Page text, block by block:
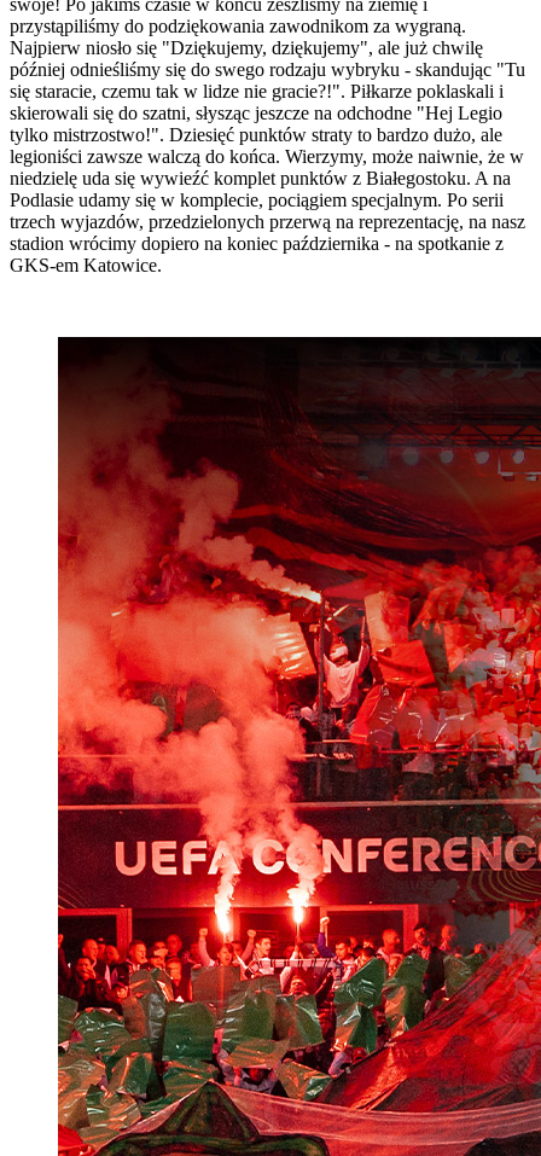
przystąpiliśmy do podziękowania zawodnikom za wygraną.
Najpierw niosło się "Dziękujemy, dziękujemy", ale już chwilę
później odnieśliśmy się do swego rodzaju wybryku - skandując "Tu
się staracie, czemu tak w lidze nie gracie?!". Piłkarze poklaskali i
skierowali się do szatni, słysząc jeszcze na odchodne "Hej Legio
tylko mistrzostwo!". Dziesięć punktów straty to bardzo dużo, ale
legioniści zawsze walczą do końca. Wierzymy, może naiwnie, że w
niedzielę uda się wywieźć komplet punktów z Białegostoku. A na
Podlasie udamy się w komplecie, pociągiem specjalnym. Po serii
trzech wyjazdów, przedzielonych przerwą na reprezentację, na nasz
stadion wrócimy dopiero na koniec października - na spotkanie z
GKS-em Katowice.